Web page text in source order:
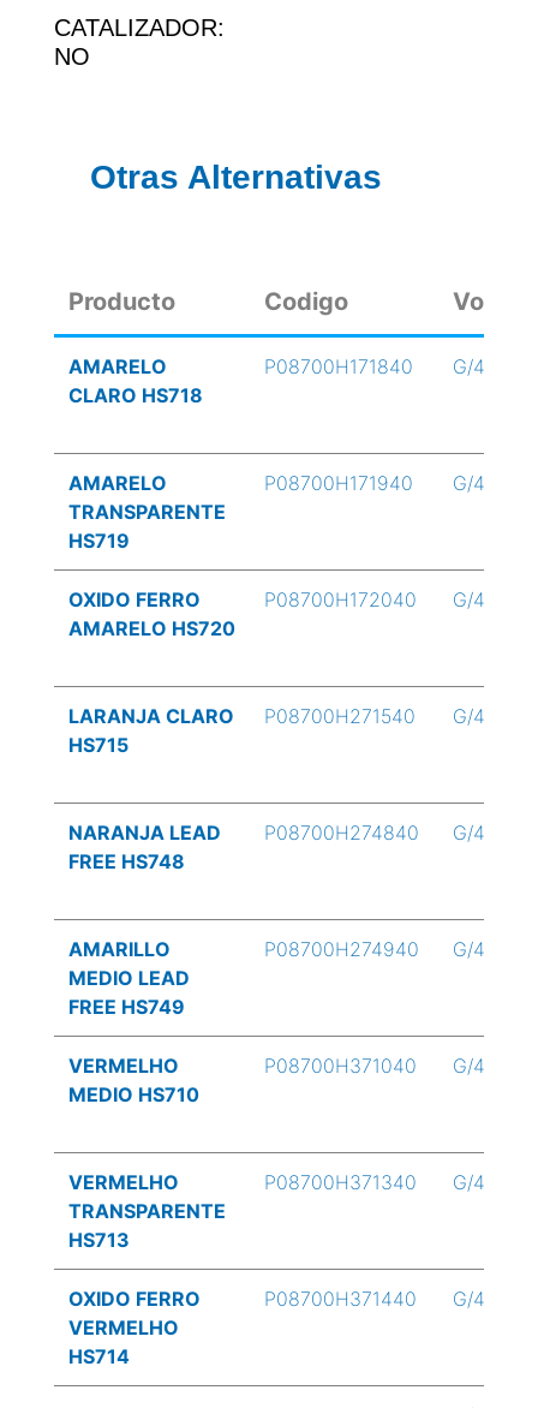
CATALIZADOR:
NO
Otras Alternativas
Producto Codigo
AMARELO
CLARO HS718
P08700H171840 G/4
AMARELO
TRANSPARENTE
HS719
P08700H171940 G/4
OXIDO FERRO
AMARELO HS720
P08700H172040 G/4
LARANJA CLARO
HS715
P08700H271540 G/4
NARANJA LEAD
FREE HS748
P08700H274840 G/4
AMARILLO
MEDIO LEAD
FREE HS749
P08700H274940 G/4
VERMELHO
MEDIO HS710
P08700H371040 G/4
VERMELHO
TRANSPARENTE
HS713
P08700H371340 G/4
OXIDO FERRO
VERMELHO
HS714
P08700H371440 G/4